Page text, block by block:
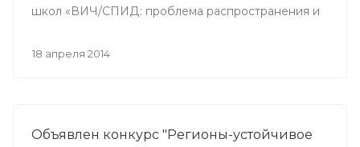
школ «ВИЧ/СПИД: проблема распространения и
18 апреля 2014
Объявлен конкурс "Регионы-устойчивое